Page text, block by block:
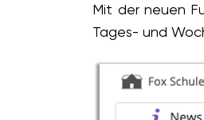
Mit der neuen
Tages- und